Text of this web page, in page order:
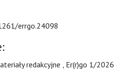
errgo.24098
redakcyjne Er(r)go 1/2026